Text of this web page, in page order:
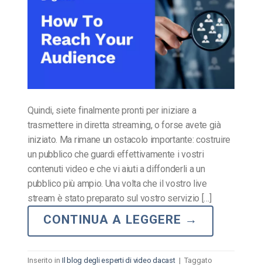
Quindi, siete finalmente pronti per iniziare a
trasmettere in diretta streaming, o forse avete già
iniziato. Ma rimane un ostacolo importante: costruire
un pubblico che guardi effettivamente i vostri
contenuti video e che vi aiuti a diffonderli a un
pubblico più ampio. Una volta che il vostro live
stream è stato preparato sul vostro servizio […]
CONTINUA A LEGGERE →
Inserito in Il blog degli esperti di video dacast | Taggato